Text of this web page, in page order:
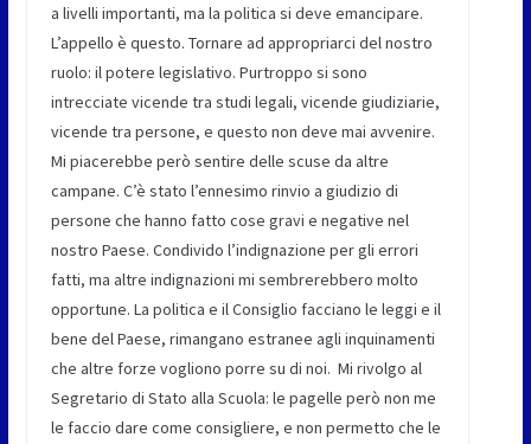
a livelli importanti, ma la politica si deve emancipare.
L’appello è questo. Tornare ad appropriarci del nostro
ruolo: il potere legislativo. Purtroppo si sono
intrecciate vicende tra studi legali, vicende giudiziarie,
vicende tra persone, e questo non deve mai avvenire.
Mi piacerebbe però sentire delle scuse da altre
campane. C’è stato l’ennesimo rinvio a giudizio di
persone che hanno fatto cose gravi e negative nel
nostro Paese. Condivido l’indignazione per gli errori
fatti, ma altre indignazioni mi sembrerebbero molto
opportune. La politica e il Consiglio facciano le leggi e il
bene del Paese, rimangano estranee agli inquinamenti
che altre forze vogliono porre su di noi. Mi rivolgo al
Segretario di Stato alla Scuola: le pagelle però non me
le faccio dare come consigliere, e non permetto che le